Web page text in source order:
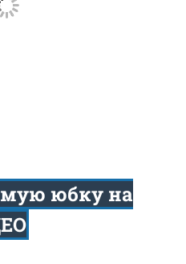
юбку на